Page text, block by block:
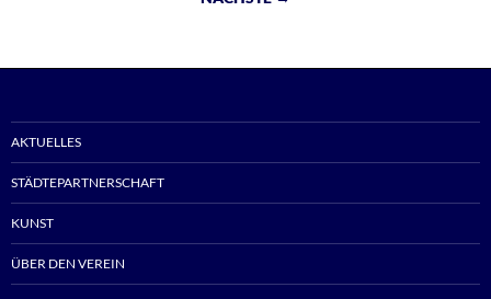
AKTUELLES
STÄDTEPARTNERSCHAFT
KUNST
ÜBER DEN VEREIN